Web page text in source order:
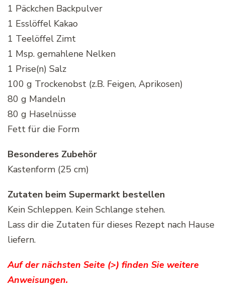
1 Päckchen Backpulver
1 Esslöffel Kakao
1 Teelöffel Zimt
1 Msp. gemahlene Nelken
1 Prise(n) Salz
100 g Trockenobst (z.B. Feigen, Aprikosen)
80 g Mandeln
80 g Haselnüsse
Fett für die Form
Besonderes Zubehör
Kastenform (25 cm)
Zutaten beim Supermarkt bestellen
Kein Schleppen. Kein Schlange stehen.
Lass dir die Zutaten für dieses Rezept nach Hause
liefern.
Auf der nächsten Seite (>) finden Sie weitere
Anweisungen.